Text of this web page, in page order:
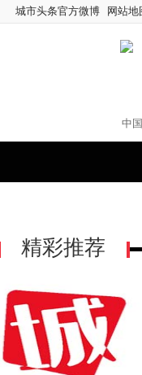
城市头条官方微博 网站地
中
精彩推荐